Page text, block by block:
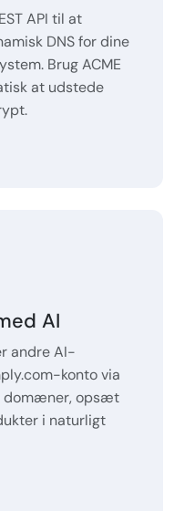
API til at
DNS for dine
Brug ACME
at udstede
AI
andre AI-
konto via
domæner, opsæt
i naturligt